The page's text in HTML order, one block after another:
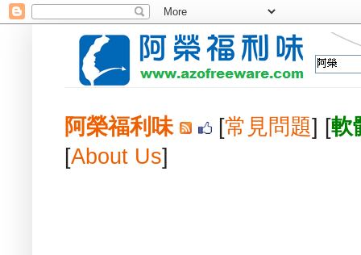
阿榮福利味 [常見問題] [軟
[About Us]